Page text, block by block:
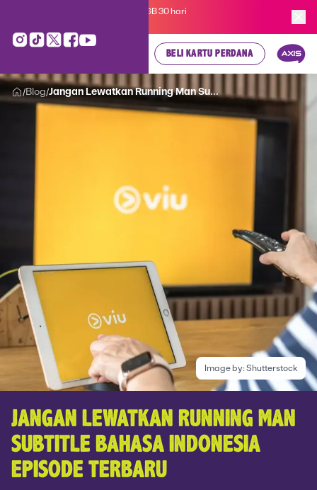
Kartu Perdana AXIS Suka-Suka 3GB 30 hari
BELI KARTU PERDANA
/Blog/Jangan Lewatkan Running Man Su...
Image by:Shutterstock
JANGAN LEWATKAN RUNNING MAN
SUBTITLE BAHASA INDONESIA
EPISODE TERBARU